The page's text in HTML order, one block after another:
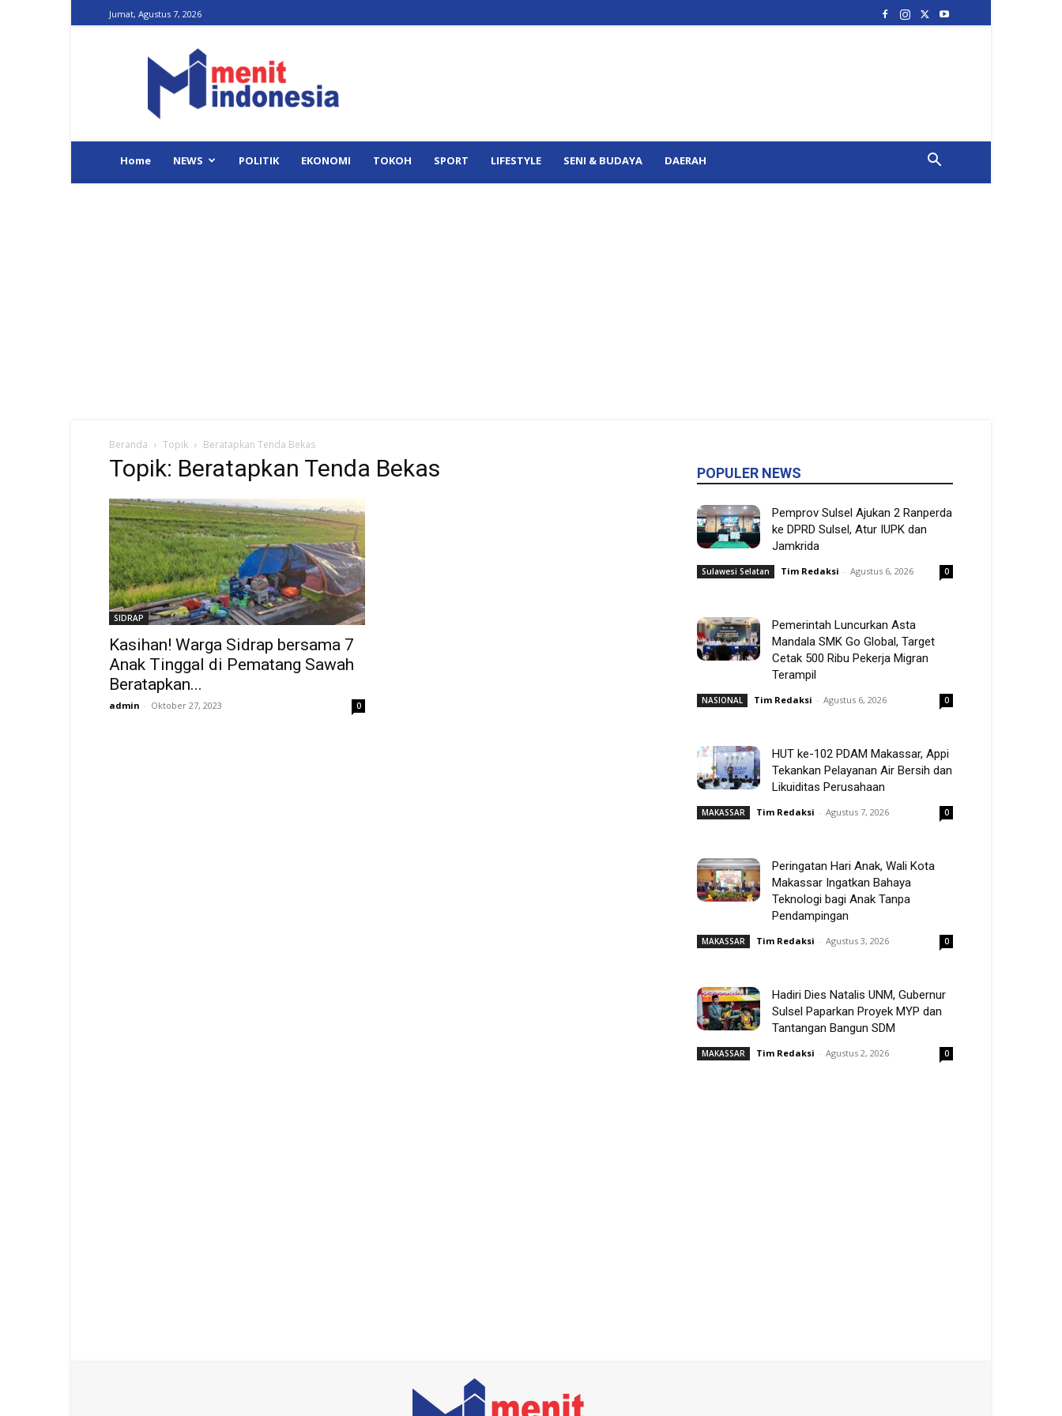
Jumat, Agustus 7, 2026
Indonesia
Home NEWS POLITIK EKONOMI TOKOH SPORT LIFESTYLE SENI & BUDAYA DAERAH
Beranda Topik Beratapkan Tenda Bekas
Topik: Beratapkan Tenda Bekas
SIDRAP
Kasihan! Warga Sidrap bersama 7
Anak Tinggal di Pematang Sawah
Beratapkan...
admin - Oktober 27, 2023 0
POPULER NEWS
Pemprov Sulsel Ajukan 2 Ranperda
ke DPRD Sulsel, Atur IUPK dan
Jamkrida
Sulawesi Selatan Tim Redaksi - Agustus 6, 2026 0
Pemerintah Luncurkan Asta
Mandala SMK Go Global, Target
Cetak 500 Ribu Pekerja Migran
Terampil
NASIONAL Tim Redaksi - Agustus 6, 2026 0
HUT ke-102 PDAM Makassar, Appi
Tekankan Pelayanan Air Bersih dan
Likuiditas Perusahaan
MAKASSAR Tim Redaksi - Agustus 7, 2026 0
Peringatan Hari Anak, Wali Kota
Makassar Ingatkan Bahaya
Teknologi bagi Anak Tanpa
Pendampingan
MAKASSAR Tim Redaksi - Agustus 3, 2026 0
Hadiri Dies Natalis UNM, Gubernur
Sulsel Paparkan Proyek MYP dan
Tantangan Bangun SDM
MAKASSAR Tim Redaksi - Agustus 2, 2026 0